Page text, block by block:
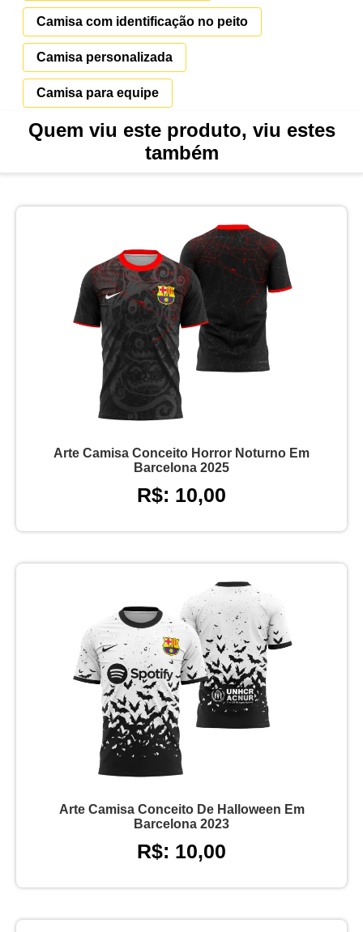
Camisa com identificação no peito
Camisa personalizada
Camisa para equipe
Quem viu este produto, viu estes
também
Arte Camisa Conceito Horror Noturno Em
Barcelona 2025
R$: 10,00
Arte Camisa Conceito De Halloween Em
Barcelona 2023
R$: 10,00